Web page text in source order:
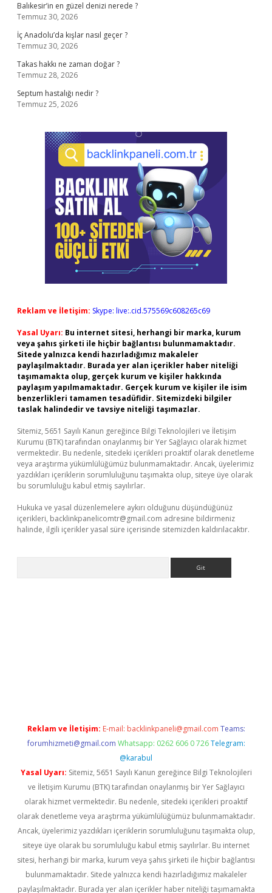
Balıkesir’in en güzel denizi nerede ?
Temmuz 30, 2026
İç Anadolu’da kışlar nasıl geçer ?
Temmuz 30, 2026
Takas hakkı ne zaman doğar ?
Temmuz 28, 2026
Septum hastalığı nedir ?
Temmuz 25, 2026
Reklam ve İletişim: Skype: live:.cid.575569c608265c69
Yasal Uyarı: Bu internet sitesi, herhangi bir marka, kurum
veya şahıs şirketi ile hiçbir bağlantısı bulunmamaktadır.
Sitede yalnızca kendi hazırladığımız makaleler
paylaşılmaktadır. Burada yer alan içerikler haber niteliği
taşımamakta olup, gerçek kurum ve kişiler hakkında
paylaşım yapılmamaktadır. Gerçek kurum ve kişiler ile isim
benzerlikleri tamamen tesadüfidir. Sitemizdeki bilgiler
taslak halindedir ve tavsiye niteliği taşımazlar.
Sitemiz, 5651 Sayılı Kanun gereğince Bilgi Teknolojileri ve İletişim
Kurumu (BTK) tarafından onaylanmış bir Yer Sağlayıcı olarak hizmet
vermektedir. Bu nedenle, sitedeki içerikleri proaktif olarak denetleme
veya araştırma yükümlülüğümüz bulunmamaktadır. Ancak, üyelerimiz
yazdıkları içeriklerin sorumluluğunu taşımakta olup, siteye üye olarak
bu sorumluluğu kabul etmiş sayılırlar.
Hukuka ve yasal düzenlemelere aykırı olduğunu düşündüğünüz
içerikleri, backlinkpanelicomtr@gmail.com adresine bildirmeniz
halinde, ilgili içerikler yasal süre içerisinde sitemizden kaldırılacaktır.
Reklam ve İletişim: E-mail: backlinkpaneli@gmail.com Teams:
forumhizmeti@gmail.com Whatsapp: 0262 606 0 726 Telegram:
@karabul
Yasal Uyarı: Sitemiz, 5651 Sayılı Kanun gereğince Bilgi Teknolojileri
ve İletişim Kurumu (BTK) tarafından onaylanmış bir Yer Sağlayıcı
olarak hizmet vermektedir. Bu nedenle, sitedeki içerikleri proaktif
olarak denetleme veya araştırma yükümlülüğümüz bulunmamaktadır.
Ancak, üyelerimiz yazdıkları içeriklerin sorumluluğunu taşımakta olup,
siteye üye olarak bu sorumluluğu kabul etmiş sayılırlar. Bu internet
sitesi, herhangi bir marka, kurum veya şahıs şirketi ile hiçbir bağlantısı
bulunmamaktadır. Sitede yalnızca kendi hazırladığımız makaleler
paylaşılmaktadır. Burada yer alan içerikler haber niteliği taşımamakta